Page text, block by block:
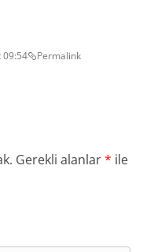
09:54 Permalink
Gerekli alanlar* ile